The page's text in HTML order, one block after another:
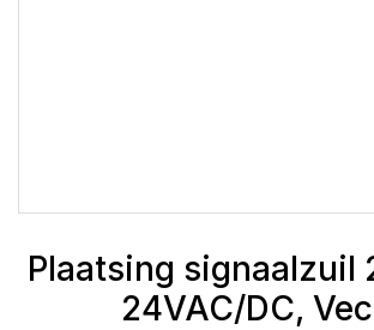
Plaatsing signaalzuil
24VAC/DC,